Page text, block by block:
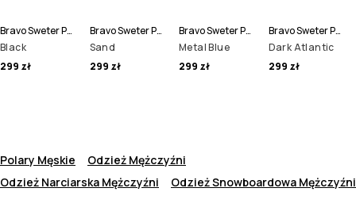
Bravo Sweter Polarowy Mężczyźni
Black
299 zł
Bravo Sweter Polarowy Mężczyźni
Sand
299 zł
Bravo Sweter Polarowy Mężczyźni
Metal Blue
299 zł
Bravo Sweter Polarowy Mężczyźni
Dark Atlantic
299 zł
Polary Męskie
Odzież Mężczyźni
Odzież Narciarska Mężczyźni
Odzież Snowboardowa Mężczyźni